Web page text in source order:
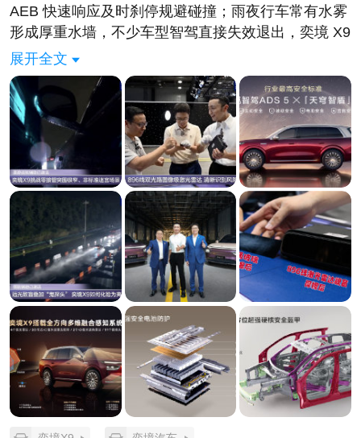
AEB 快速响应及时刹停规避碰撞；雨夜行车常有水雾
形成厚重水墙，不少车型智驾直接失效退出，奕境 X9
全程保持智驾在线平稳通行；还有老旧小区无路灯窄
巷、行人随意穿行的复杂迷宫路况，无光暗夜环境下
车辆也能自主规划路线顺畅穿行。
三大实测场景没有花里胡哨的理想化路况，全部复刻
真实通勤危险场景。奕境 X9 这波安全黑科技真的很
给力，全方位兜底夜间出行安全，特别期待新车上
市，亲身感受这份能保命的硬核安全实力。
#央视见证奕境首测华为乾崑ADS5##奕境华为乾崑创
天穹智盾安全架构##华为乾崑智驾ADS5奕境全网实
测
展开全文